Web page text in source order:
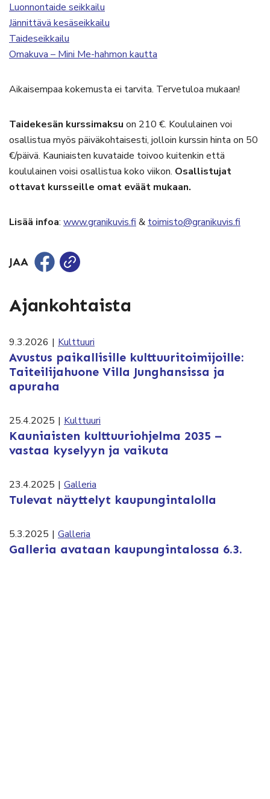
Luonnontaide seikkailu
Jännittävä kesäseikkailu
Taideseikkailu
Omakuva – Mini Me-hahmon kautta
Aikaisempaa kokemusta ei tarvita. Tervetuloa mukaan!
Taidekesän kurssimaksu on 210 €. Koululainen voi
osallistua myös päiväkohtaisesti, jolloin kurssin hinta on 50
€/päivä. Kauniaisten kuvataide toivoo kuitenkin että
koululainen voisi osallistua koko viikon. Osallistujat
ottavat kursseille omat eväät mukaan.
Lisää infoa: www.granikuvis.fi & toimisto@granikuvis.fi
JAA
Ajankohtaista
9.3.2026 | Kulttuuri
Avustus paikallisille kulttuuritoimijoille:
Taiteilijahuone Villa Junghansissa ja
apuraha
25.4.2025 | Kulttuuri
Kauniaisten kulttuuriohjelma 2035 –
vastaa kyselyyn ja vaikuta
23.4.2025 | Galleria
Tulevat näyttelyt kaupungintalolla
5.3.2025 | Galleria
Galleria avataan kaupungintalossa 6.3.